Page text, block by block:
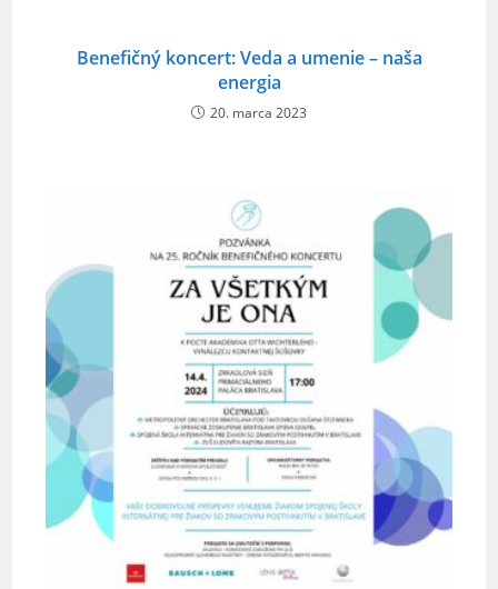
Benefičný koncert: Veda a umenie – naša
energia
20. marca 2023